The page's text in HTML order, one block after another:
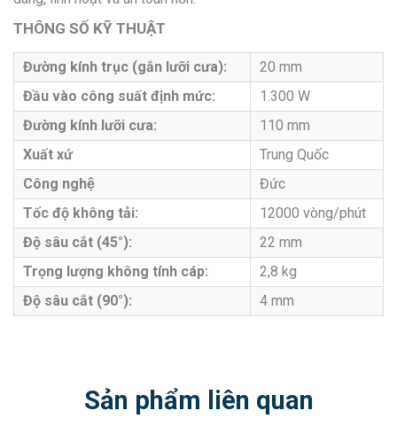
THÔNG SỐ KỸ THUẬT
Đường kính trục (gắn lưỡi cưa):
20 mm
Đầu vào công suất định mức:
1.300 W
Đường kính lưỡi cưa:
110 mm
Xuất xứ
Trung Quốc
Công nghệ
Đức
Tốc độ không tải:
12000 vòng/phút
Độ sâu cắt (45°):
22 mm
Trọng lượng không tính cáp:
2,8 kg
Độ sâu cắt (90°):
4 mm
Sản phẩm liên quan